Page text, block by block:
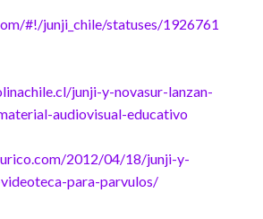
#!/junji_chile/statuses/1926761
junji-y-novasur-lanzan-
audiovisual-educativo
2012/04/18/junji-y-
para-parvulos/